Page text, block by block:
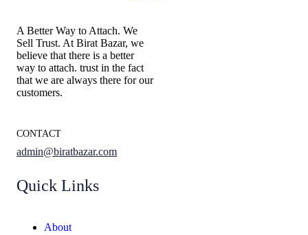
A Better Way to Attach. We
Sell Trust. At Birat Bazar, we
believe that there is a better
way to attach. trust in the fact
that we are always there for our
customers.
CONTACT
admin@biratbazar.com
Quick Links
About